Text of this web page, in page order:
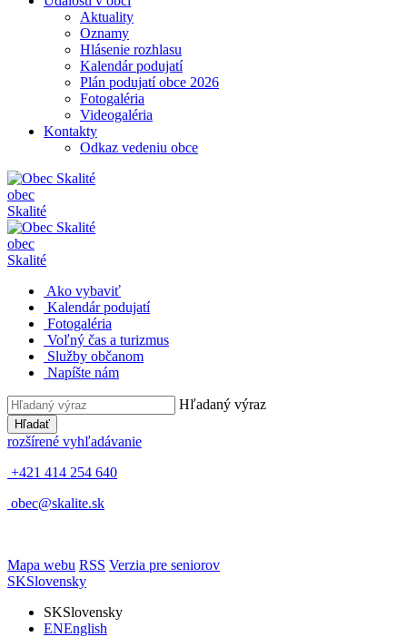
Aktuality
Oznamy
Hlásenie rozhlasu
Kalendár podujatí
Plán podujatí obce 2026
Fotogaléria
Videogaléria
Kontakty
Odkaz vedeniu obce
obec
Skalité
obec
Skalité
Ako vybaviť
Kalendár podujatí
Fotogaléria
Voľný čas a turizmus
Služby občanom
Napíšte nám
Hľadaný výraz
Hľadať
rozšírené vyhľadávanie
+421 414 254 640
obec@skalite.sk
Mapa webu RSS Verzia pre seniorov
SKSlovensky
SKSlovensky
ENEnglish